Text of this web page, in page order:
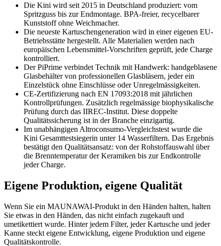
Die Kini wird seit 2015 in Deutschland produziert: vom
Spritzguss bis zur Endmontage. BPA-freier, recycelbarer
Kunststoff ohne Weichmacher.
Die neueste Kartuschengeneration wird in einer eigenen EU-
Betriebsstätte hergestellt. Alle Materialien werden nach
europäischen Lebensmittel-Vorschriften geprüft, jede Charge
kontrolliert.
Der PiPrime verbindet Technik mit Handwerk: handgeblasene
Glasbehälter von professionellen Glasbläsern, jeder ein
Einzelstück ohne Einschlüsse oder Unregelmässigkeiten.
CE-Zertifizierung nach EN 17093:2018 mit jährlichen
Kontrollprüfungen. Zusätzlich regelmässige biophysikalische
Prüfung durch das IIREC-Institut. Diese doppelte
Qualitätssicherung ist in der Branche einzigartig.
Im unabhängigen Altroconsumo-Vergleichstest wurde die
Kini Gesamttestsiegerin unter 14 Wasserfiltern. Das Ergebnis
bestätigt den Qualitätsansatz: von der Rohstoffauswahl über
die Brenntemperatur der Keramiken bis zur Endkontrolle
jeder Charge.
Eigene Produktion, eigene Qualität
Wenn Sie ein MAUNAWAI-Produkt in den Händen halten, halten
Sie etwas in den Händen, das nicht einfach zugekauft und
umetikettiert wurde. Hinter jedem Filter, jeder Kartusche und jeder
Kanne steckt eigene Entwicklung, eigene Produktion und eigene
Qualitätskontrolle.